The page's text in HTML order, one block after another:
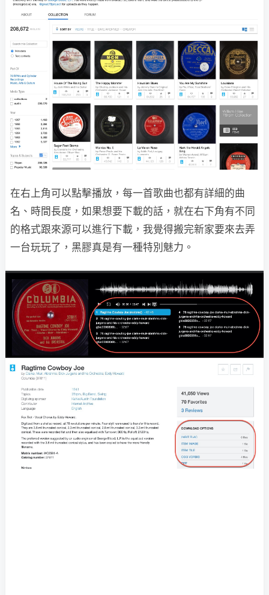
在右上角可以點擊播放，每一首歌曲也都有詳細的曲
名、時間長度，如果想要下載的話，就在右下角有不同
的格式跟來源可以進行下載，我覺得搬完新家要來去弄
一台玩玩了，黑膠真是有一種特別魅力。